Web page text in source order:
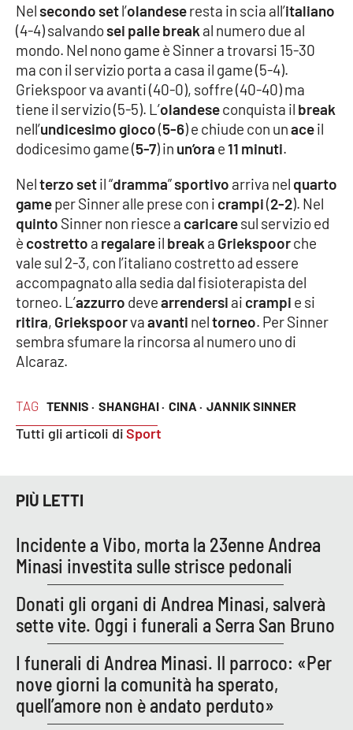
STREAMING
LaC TV
LaC Network
LaC OnAir
EDIZIONI
LOCALI
Catanzaro
Crotone
Vibo Valentia
Reggio Calabria
Lamezia Terme
SPECIALI
CALABRIAVISIONE
Destinazioni
Eventi
Food
TAG TENNIS · SHANGHAI · CINA · JANNIK SINNER
Tutti gli articoli diSport
Nelsecondo setl’olandeseresta in scia all’italiano
(4-4) salvandosei palle break al numero due al
mondo. Nel nono game è Sinner a trovarsi 15-30
ma con il servizio porta a casa il game (5-4).
Griekspoor va avanti (40-0), soffre (40-40) ma
tiene il servizio (5-5). L’olandeseconquista il break
nell’undicesimo gioco(5-6) e chiude con unaceil
dodicesimo game (5-7) in un’ora e11 minuti.
Nelterzo setil “dramma”sportivo arriva nel quarto
gameper Sinner alle prese con i crampi(2-2). Nel
quinto Sinner non riesce a caricaresul servizio ed
è costretto a regalareil break a Griekspoorche
vale sul 2-3, con l’italiano costretto ad essere
accompagnato alla sedia dal fisioterapista del
torneo. L’azzurro devearrendersi ai crampi e si
ritira, Griekspoorvaavanti neltorneo. Per Sinner
sembra sfumare la rincorsa al numero uno di
Alcaraz.
PIÙ LETTI
Incidente a Vibo, morta la 23enne Andrea
Minasi investita sulle strisce pedonali
Donati gli organi di Andrea Minasi, salverà
sette vite. Oggi i funerali a Serra San Bruno
I funerali di Andrea Minasi. Il parroco: «Per
nove giorni la comunità ha sperato,
quell’amore non è andato perduto»